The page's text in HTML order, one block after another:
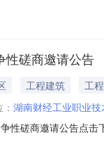
性磋商邀请公告
工程建筑
工程
湖南财经工业职业
性磋商邀请公告点击